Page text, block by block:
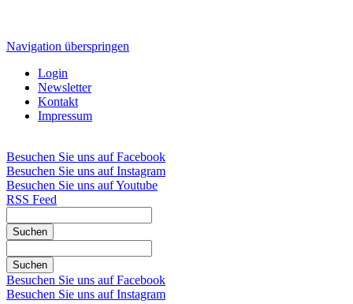
Navigation überspringen
Login
Newsletter
Kontakt
Impressum
Besuchen Sie uns auf Facebook
Besuchen Sie uns auf Instagram
Besuchen Sie uns auf Youtube
RSS Feed
Suchen
Suchen
Besuchen Sie uns auf Facebook
Besuchen Sie uns auf Instagram